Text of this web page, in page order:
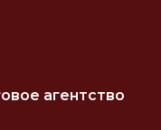
агентство